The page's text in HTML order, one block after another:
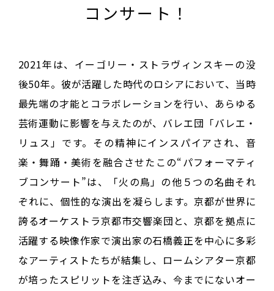
コンサート！
2021年は、イーゴリー・ストラヴィンスキーの没
後50年。彼が活躍した時代のロシアにおいて、当時
最先端の才能とコラボレーションを行い、あらゆる
芸術運動に影響を与えたのが、バレエ団「バレエ・
リュス」です。その精神にインスパイアされ、音
楽・舞踊・美術を融合させたこの“パフォーマティ
ブコンサート”は、「火の鳥」の他５つの名曲それ
ぞれに、個性的な演出を凝らします。京都が世界に
誇るオーケストラ京都市交響楽団と、京都を拠点に
活躍する映像作家で演出家の石橋義正を中心に多彩
なアーティストたちが結集し、ロームシアター京都
が培ったスピリットを注ぎ込み、今までにないオー